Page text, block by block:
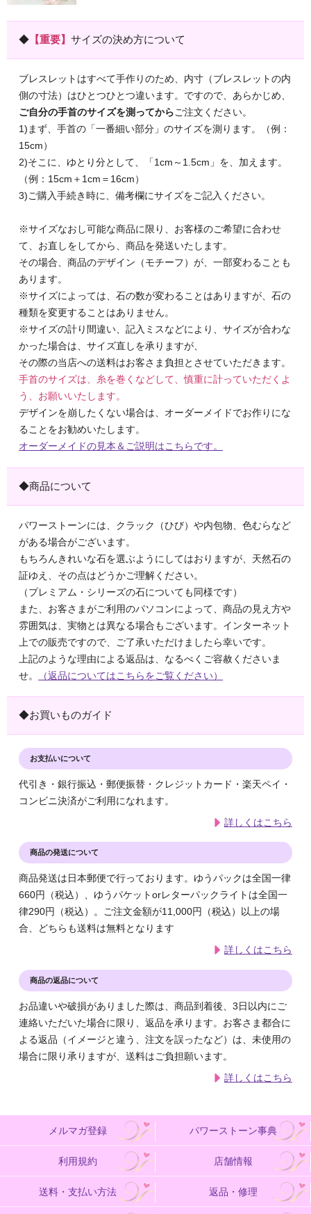
◆ 【重要】サイズの決め方について
ブレスレットはすべて手作りのため、内寸（ブレスレットの内
側の寸法）はひとつひとつ違います。ですので、あらかじめ、
ご自分の手首のサイズを測ってからご注文ください。
1)まず、手首の「一番細い部分」のサイズを測ります。（例：
15cm）
2)そこに、ゆとり分として、「1cm～1.5cm」を、加えます。
（例：15cm＋1cm＝16cm）
3)ご購入手続き時に、備考欄にサイズをご記入ください。
※サイズなおし可能な商品に限り、お客様のご希望に合わせ
て、お直しをしてから、商品を発送いたします。
その場合、商品のデザイン（モチーフ）が、一部変わることも
あります。
※サイズによっては、石の数が変わることはありますが、石の
種類を変更することはありません。
※サイズの計り間違い、記入ミスなどにより、サイズが合わな
かった場合は、サイズ直しを承りますが、
その際の当店への送料はお客さま負担とさせていただきます。
手首のサイズは、糸を巻くなどして、慎重に計っていただくよ
う、お願いいたします。
デザインを崩したくない場合は、オーダーメイドでお作りにな
ることをお勧めいたします。
オーダーメイドの見本＆ご説明はこちらです。
◆商品について
パワーストーンには、クラック（ひび）や内包物、色むらなど
がある場合がございます。
もちろんきれいな石を選ぶようにしてはおりますが、天然石の
証ゆえ、その点はどうかご理解ください。
（プレミアム・シリーズの石についても同様です）
また、お客さまがご利用のパソコンによって、商品の見え方や
雰囲気は、実物とは異なる場合もございます。インターネット
上での販売ですので、ご了承いただけましたら幸いです。
上記のような理由による返品は、なるべくご容赦くださいま
せ。
（返品についてはこちらをご覧ください）
◆お買いものガイド
お支払いについて
代引き・銀行振込・郵便振替・クレジットカード・楽天ペイ・
コンビニ決済がご利用になれます。
詳しくはこちら
商品の発送について
商品発送は日本郵便で行っております。ゆうパックは全国一律
660円（税込）、ゆうパケットorレターパックライトは全国一
律290円（税込）。ご注文金額が11,000円（税込）以上の場
合、どちらも送料は無料となります
詳しくはこちら
商品の返品について
お品違いや破損がありました際は、商品到着後、3日以内にご
連絡いただいた場合に限り、返品を承ります。お客さま都合に
よる返品（イメージと違う、注文を誤ったなど）は、未使用の
場合に限り承りますが、送料はご負担願います。
詳しくはこちら
メルマガ登録 パワーストーン事典
利用規約 店舗情報
送料・支払い方法 返品・修理